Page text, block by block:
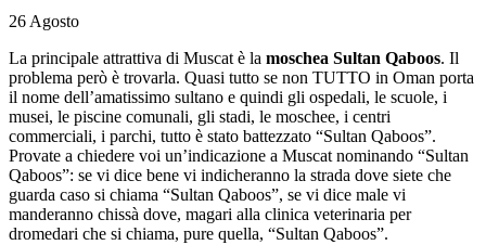
26 Agosto
La principale attrattiva di Muscat è la moschea Sultan Qaboos. Il
problema però è trovarla. Quasi tutto se non TUTTO in Oman porta
il nome dell’amatissimo sultano e quindi gli ospedali, le scuole, i
musei, le piscine comunali, gli stadi, le moschee, i centri
commerciali, i parchi, tutto è stato battezzato “Sultan Qaboos”.
Provate a chiedere voi un’indicazione a Muscat nominando “Sultan
Qaboos”: se vi dice bene vi indicheranno la strada dove siete che
guarda caso si chiama “Sultan Qaboos”, se vi dice male vi
manderanno chissà dove, magari alla clinica veterinaria per
dromedari che si chiama, pure quella, “Sultan Qaboos”.